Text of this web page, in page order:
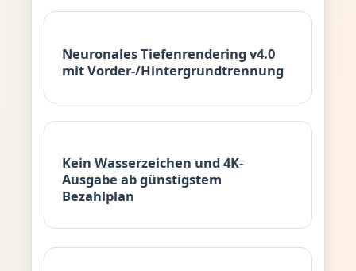
Neuronales Tiefenrendering v4.0
mit Vorder-/Hintergrundtrennung
Kein Wasserzeichen und 4K-
Ausgabe ab günstigstem
Bezahlplan